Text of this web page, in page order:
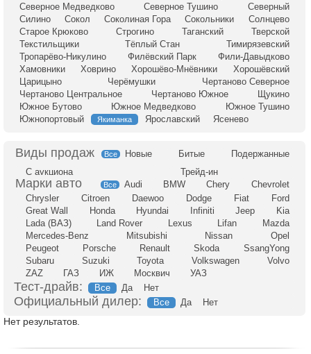
Северное Медведково
Северное Тушино
Северный
Силино
Сокол Соколиная Гора Сокольники
Солнцево
Старое Крюково
Строгино Таганский
Тверской
Текстильщики
Тёплый Стан
Тимирязевский
Тропарёво-Никулино
Филёвский Парк
Фили-Давыдково
Хамовники
Ховрино Хорошёво-Мнёвники
Хорошёвский
Царицыно
Черёмушки
Чертаново Северное
Чертаново Центральное
Чертаново Южное
Щукино
Южное Бутово
Южное Медведково
Южное Тушино
Южнопортовый
Якиманка Ярославский Ясенево
Все Новые Битые
Подержанные
С аукциона
Трейд-ин
Все Audi BMW Chery
Chevrolet
Chrysler
Citroen Daewoo Dodge Fiat
Ford
Great Wall
Honda Hyundai Infiniti Jeep
Kia
Lada (ВАЗ)
Land Rover Lexus Lifan
Mazda
Mercedes-Benz
Mitsubishi Nissan
Opel
Peugeot
Porsche Renault Skoda
SsangYong
Subaru
Suzuki Toyota Volkswagen
Volvo
ZAZ
ГАЗ ИЖ Москвич УАЗ
Тест-драйв: Все Да Нет
Официальный дилер: Все Да Нет
Нет результатов.